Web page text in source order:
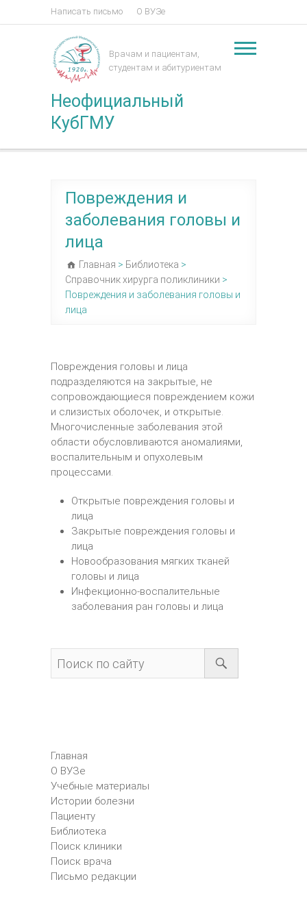
Написать письмо О ВУЗе
Неофициальный
КубГМУ
Врачам и пациентам,
студентам и абитуриентам
Повреждения и
заболевания головы и
лица
Главная > Библиотека >
Справочник хирурга поликлиники >
Повреждения и заболевания головы и
лица
Повреждения головы и лица
подразделяются на закрытые, не
сопровождающиеся повреждением кожи
и слизистых оболочек, и открытые.
Многочисленные заболевания этой
области обусловливаются аномалиями,
воспалительным и опухолевым
процессами.
Открытые повреждения головы и
лица
Закрытые повреждения головы и
лица
Новообразования мягких тканей
головы и лица
Инфекционно-воспалительные
заболевания ран головы и лица
Главная
О ВУЗе
Учебные материалы
Истории болезни
Пациенту
Библиотека
Поиск клиники
Поиск врача
Письмо редакции